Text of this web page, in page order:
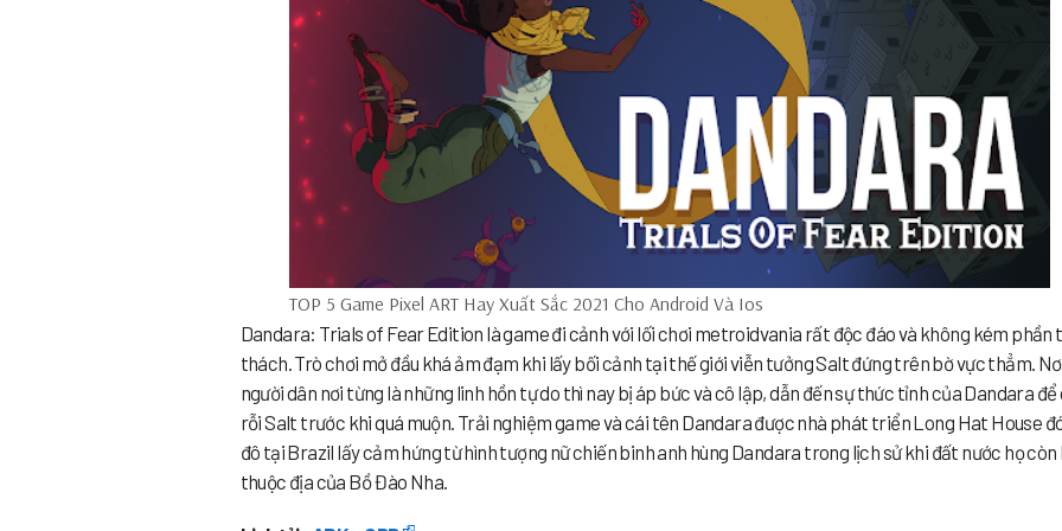
TOP 5 Game Pixel ART Hay Xuất Sắc 2021 Cho Android Và Ios
Dandara: Trials of Fear Edition là game đi cảnh với lối chơi metroidvania rất độc đáo và không kém phần
thách. Trò chơi mở đầu khá ảm đạm khi lấy bối cảnh tại thế giới viễn tưởng Salt đứng trên bờ vực thẳm.
người dân nơi từng là những linh hồn tự do thì nay bị áp bức và cô lập, dẫn đến sự thức tỉnh của Dandara để
rỗi Salt trước khi quá muộn. Trải nghiệm game và cái tên Dandara được nhà phát triển Long Hat House
đô tại Brazil lấy cảm hứng từ hình tượng nữ chiến binh anh hùng Dandara trong lịch sử khi đất nước họ còn
thuộc địa của Bồ Đào Nha.